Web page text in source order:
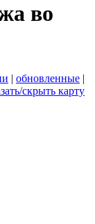
во
| обновленные |
скрыть карту